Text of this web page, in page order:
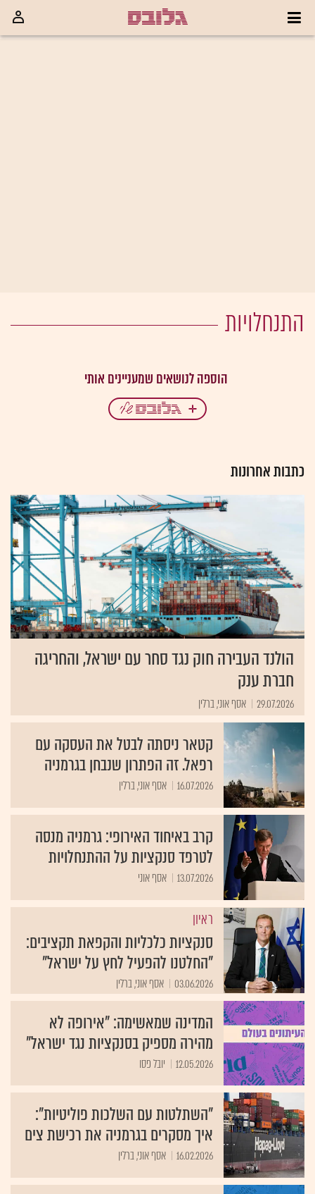
התנחלויות
כתבות אחרונות
הולנד העבירה חוק נגד סחר עם ישראל, והחריגה
חברת ענק
29.07.2026 אסף אוני, ברלין
קטאר ניסתה לבטל את העסקה עם
רפאל. זה הפתרון שנבחן בגרמניה
16.07.2026 אסף אוני, ברלין
קרב באיחוד האירופי: גרמניה מנסה
לטרפד סנקציות על ההתנחלויות
13.07.2026 אסף אוני
ראיון
סנקציות כלכליות והקפאת תקציבים:
"החלטנו להפעיל לחץ על ישראל"
03.06.2026 אסף אוני, ברלין
המדינה שמאשימה: "אירופה לא
מהירה מספיק בסנקציות נגד ישראל"
12.05.2026 יובל פסו
"השתלטות עם השלכות פוליטיות":
איך מסקרים בגרמניה את רכישת צים
16.02.2026 אסף אוני, ברלין